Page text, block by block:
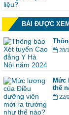
BÀI ĐƯỢC
28/
Mức
thế
22/